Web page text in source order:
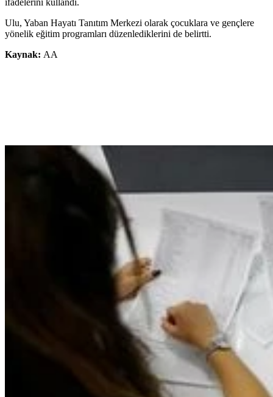
ifadelerini kullandı.
Ulu, Yaban Hayatı Tanıtım Merkezi olarak çocuklara ve gençlere
yönelik eğitim programları düzenlediklerini de belirtti.
Kaynak: AA